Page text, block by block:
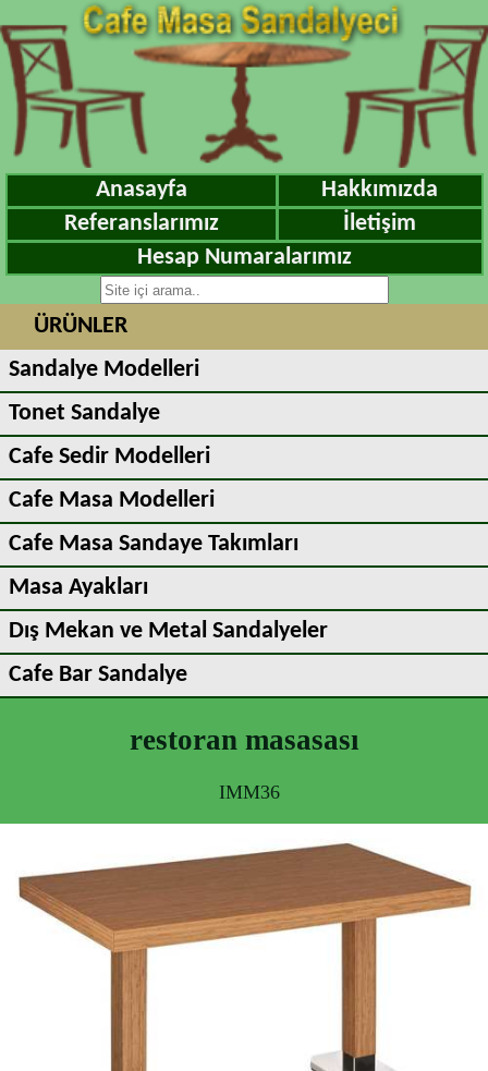
Anasayfa
Hakkımızda
Referanslarımız
İletişim
Hesap Numaralarımız
ÜRÜNLER
Sandalye Modelleri
Tonet Sandalye
Cafe Sedir Modelleri
Cafe Masa Modelleri
Cafe Masa Sandaye Takımları
Masa Ayakları
Dış Mekan ve Metal Sandalyeler
Cafe Bar Sandalye
restoran masasası
IMM36